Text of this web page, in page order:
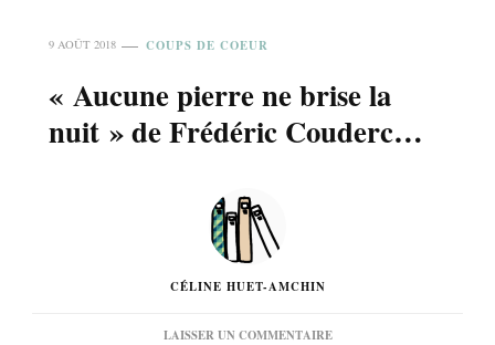
9 AOÛT 2018 COUPS DE COEUR
« Aucune pierre ne brise la
nuit » de Frédéric Couderc…
CÉLINE HUET-AMCHIN
LAISSER UN COMMENTAIRESUR